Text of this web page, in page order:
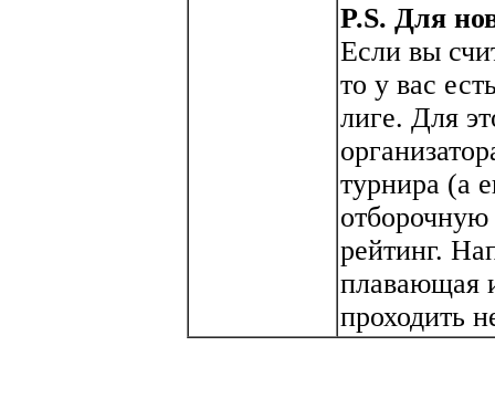
P.S. Для
Если вы
то у вас
лиге. Для
турнира (а
рейтинг.
плавающая
проходить